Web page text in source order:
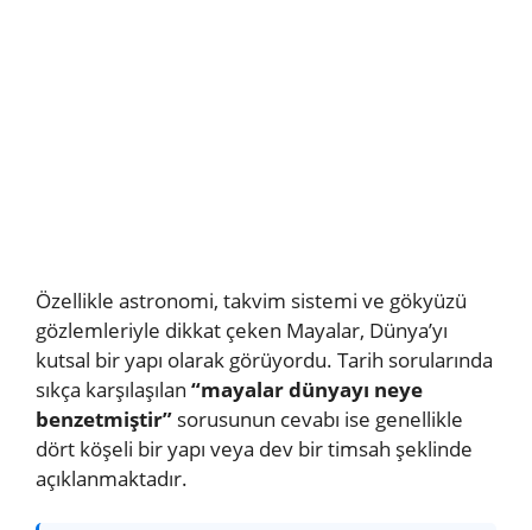
Özellikle astronomi, takvim sistemi ve gökyüzü
gözlemleriyle dikkat çeken Mayalar, Dünya’yı
kutsal bir yapı olarak görüyordu. Tarih sorularında
sıkça karşılaşılan “mayalar dünyayı neye
benzetmiştir” sorusunun cevabı ise genellikle
dört köşeli bir yapı veya dev bir timsah şeklinde
açıklanmaktadır.